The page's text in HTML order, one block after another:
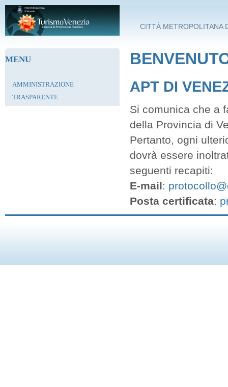
Salta al contenuto principale
CITTÀ METROPOLITANA
MENU
AMMINISTRAZIONE
TRASPARENTE
APT DI
Si comunica che a
della Provincia di
Pertanto, ogni
dovrà essere
seguenti recapiti:
E-mail:
Posta certificata: